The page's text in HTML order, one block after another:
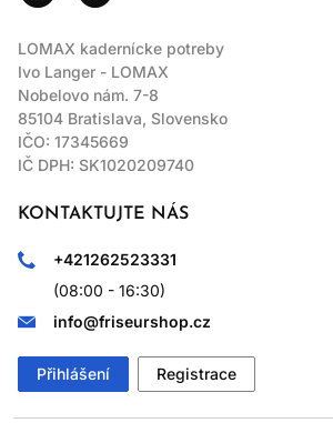
LOMAX kadernícke potreby
Ivo Langer - LOMAX
Nobelovo nám. 7-8
85104 Bratislava, Slovensko
IČO: 17345669
IČ DPH: SK1020209740
KONTAKTUJTE NÁS
+421262523331
(08:00 - 16:30)
info@friseurshop.cz
Přihlášení Registrace